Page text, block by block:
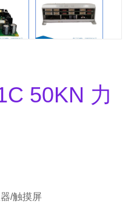
50KN 力
/触摸屏